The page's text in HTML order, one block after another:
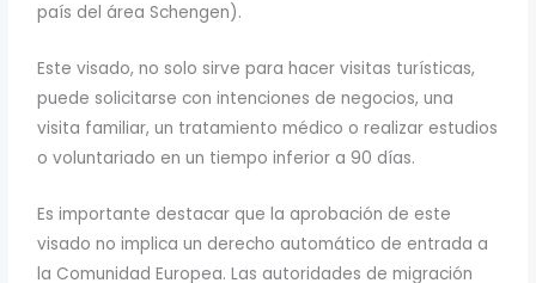
país del área Schengen).
Este visado, no solo sirve para hacer visitas turísticas,
puede solicitarse con intenciones de negocios, una
visita familiar, un tratamiento médico o realizar estudios
o voluntariado en un tiempo inferior a 90 días.
Es importante destacar que la aprobación de este
visado no implica un derecho automático de entrada a
la Comunidad Europea. Las autoridades de migración